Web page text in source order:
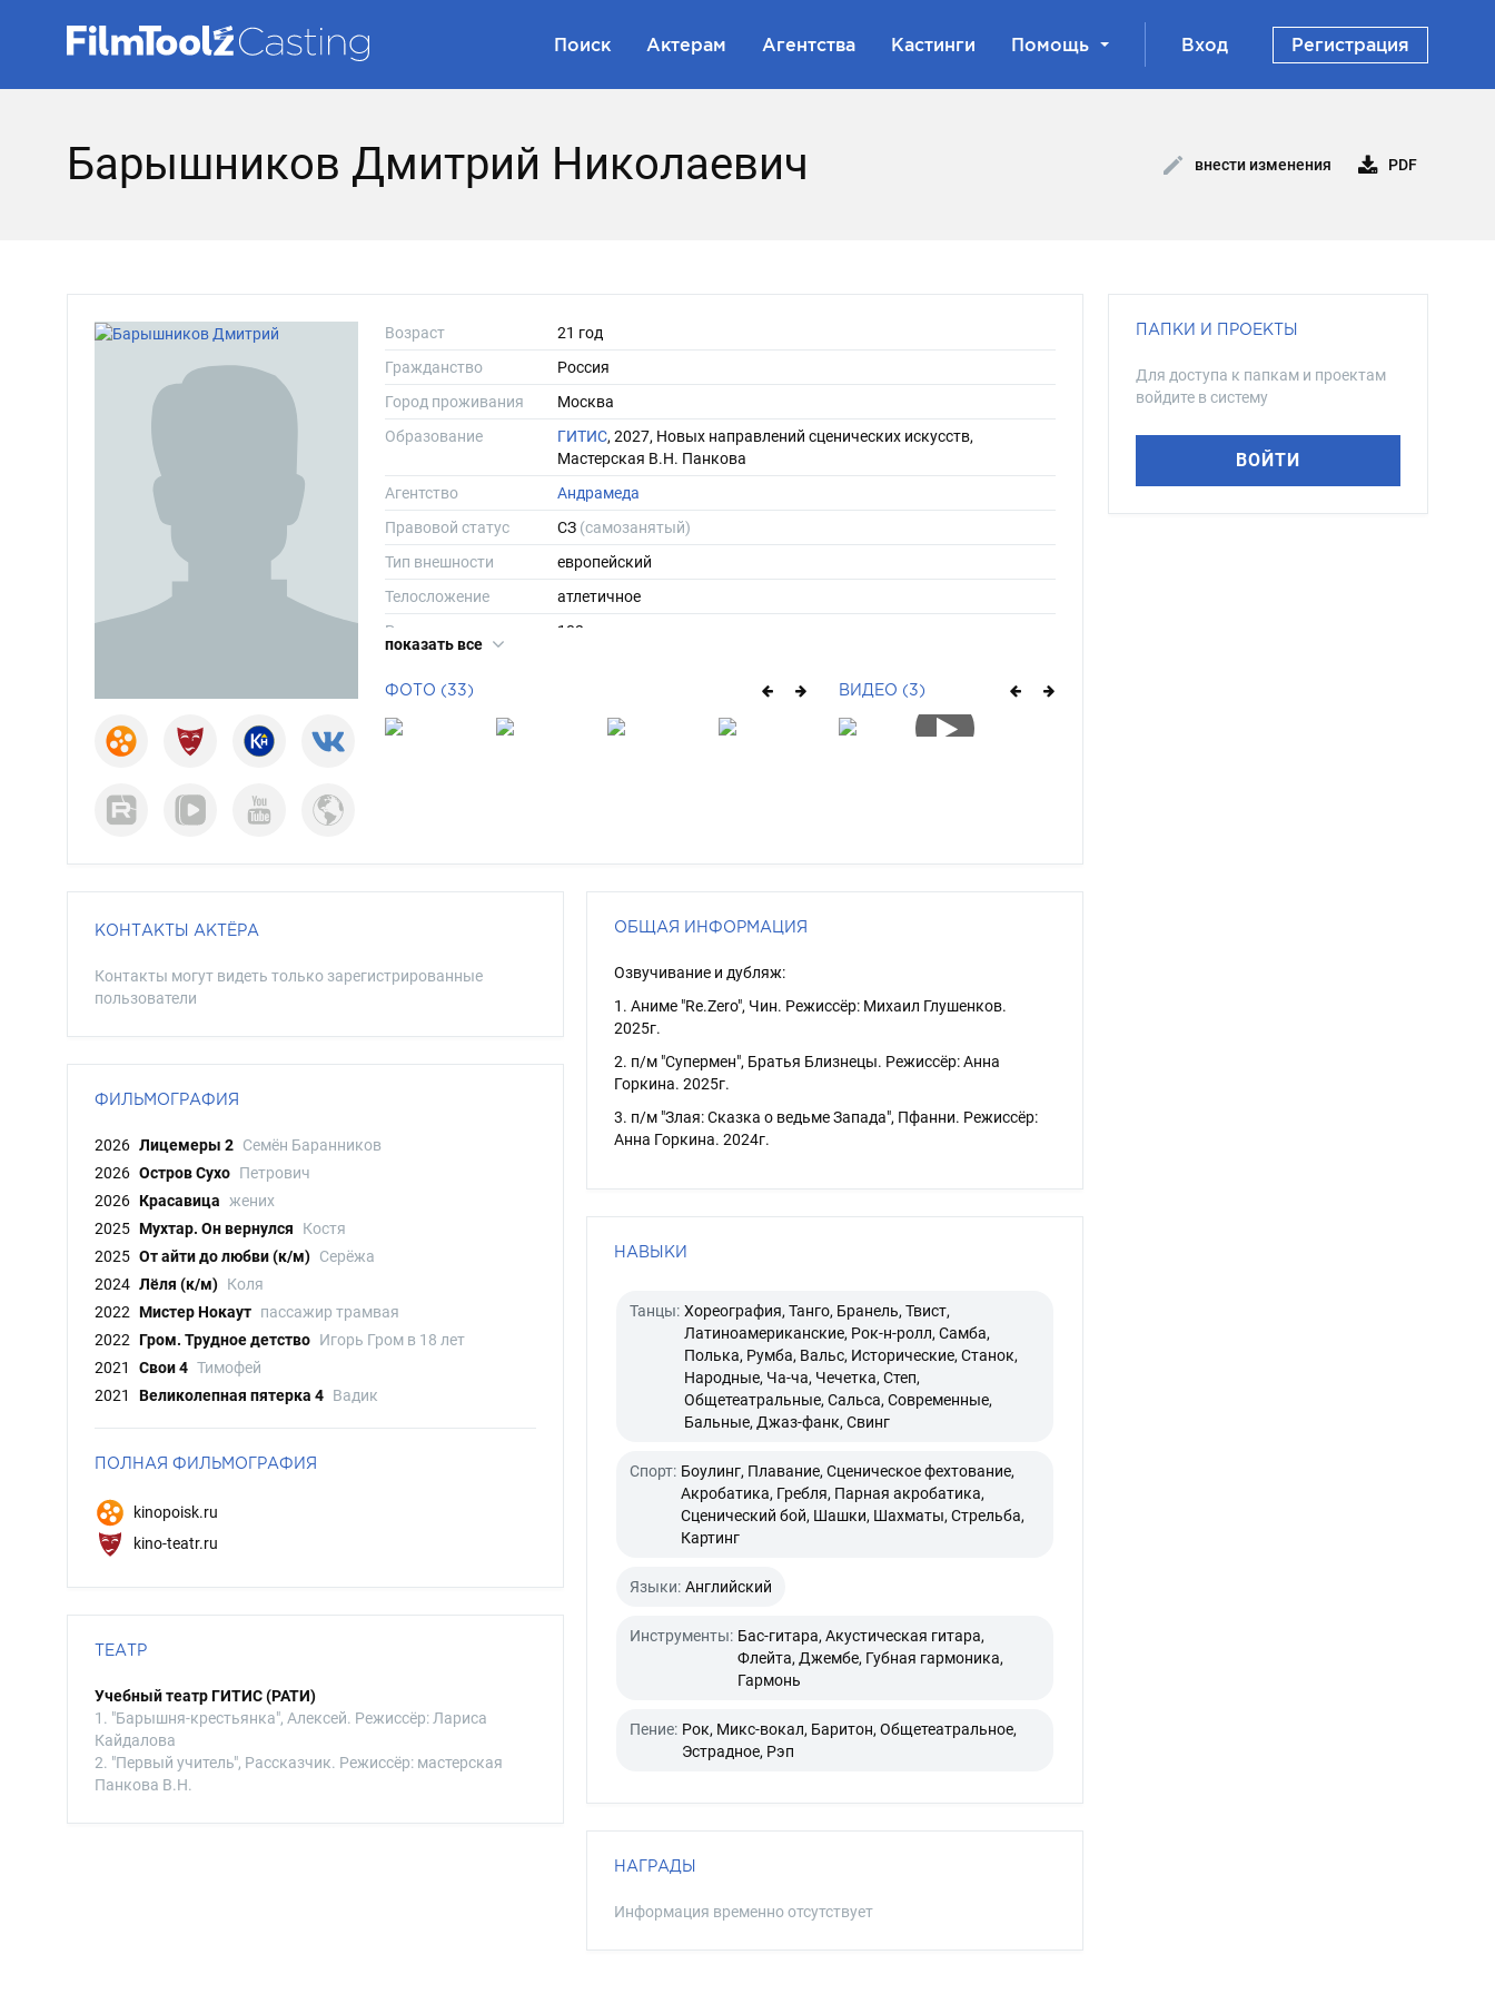
Поиск Актерам Агентства Кастинги Помощь Вход Регистрация
Барышников Дмитрий Николаевич внести изменения PDF
Возраст
21 год
Гражданство
Россия
Город проживания
Москва
Образование
ГИТИС, 2027, Новых направлений сценических искусств,
Мастерская В.Н. Панкова
Агентство
Андрамеда
Правовой статус
СЗ (самозанятый)
Тип внешности
европейский
Телосложение
атлетичное
Рост
182
Размер одежды
Размер обуви
показать все
ФОТО (33) ВИДЕО (3)
КОНТАКТЫ АКТЁРА
Контакты могут видеть только зарегистрированные
пользователи
ФИЛЬМОГРАФИЯ
2026 Лицемеры 2 Семён Баранников
2026 Остров Сухо Петрович
2026 Красавица жених
2025 Мухтар. Он вернулся
Костя
2025 От айти до любви (к/м) Серёжа
2024 Лёля (к/м) Коля
2022 Мистер Нокаут пассажир трамвая
2022
Гром. Трудное детство Игорь Гром в 18 лет
2021
Свои 4 Тимофей
2021
Великолепная пятерка 4 Вадик
ПОЛНАЯ ФИЛЬМОГРАФИЯ
kinopoisk.ru
kino-teatr.ru
ТЕАТР
Учебный театр ГИТИС (РАТИ)
1. "Барышня-крестьянка", Алексей. Режиссёр: Лариса
Кайдалова
2. "Первый учитель", Рассказчик. Режиссёр: мастерская
Панкова В.Н.
ОБЩАЯ ИНФОРМАЦИЯ
Озвучивание и дубляж:
1. Аниме "Re.Zero", Чин. Режиссёр: Михаил Глушенков.
2025г.
2. п/м "Супермен", Братья Близнецы. Режиссёр: Анна
Горкина. 2025г.
3. п/м "Злая: Сказка о ведьме Запада", Пфанни. Режиссёр:
Анна Горкина. 2024г.
НАВЫКИ
Танцы: Хореография, Танго, Бранель, Твист,
Латиноамериканские, Рок-н-ролл, Самба,
Полька, Румба, Вальс, Исторические, Станок,
Народные, Ча-ча, Чечетка, Степ,
Общетеатральные, Сальса, Современные,
Бальные, Джаз-фанк, Свинг
Спорт: Боулинг, Плавание, Сценическое фехтование,
Акробатика, Гребля, Парная акробатика,
Сценический бой, Шашки, Шахматы, Стрельба,
Картинг
Языки: Английский
Инструменты: Бас-гитара, Акустическая гитара,
Флейта, Джембе, Губная гармоника,
Гармонь
Пение: Рок, Микс-вокал, Баритон, Общетеатральное,
Эстрадное, Рэп
НАГРАДЫ
Информация временно отсутствует
ПАПКИ И ПРОЕКТЫ
Для доступа к папкам и проектам
войдите в систему
ВОЙТИ